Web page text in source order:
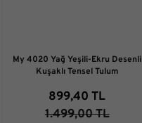
My 4020 Yağ Yeşili-Ekru Desenli
Kuşaklı Tensel Tulum
899,40 TL
1.499,00 TL